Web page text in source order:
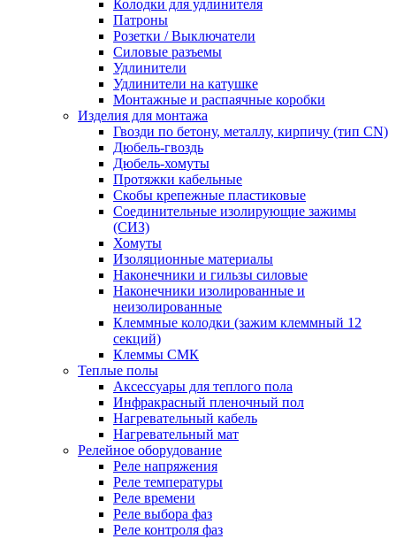
Колодки для удлинителя
Патроны
Розетки / Выключатели
Силовые разъемы
Удлинители
Удлинители на катушке
Монтажные и распаячные коробки
Изделия для монтажа
Гвозди по бетону, металлу, кирпичу (тип CN)
Дюбель-гвоздь
Дюбель-хомуты
Протяжки кабельные
Скобы крепежные пластиковые
Соединительные изолирующие зажимы
(СИЗ)
Хомуты
Изоляционные материалы
Наконечники и гильзы силовые
Наконечники изолированные и
неизолированные
Клеммные колодки (зажим клеммный 12
секций)
Клеммы СМК
Теплые полы
Аксессуары для теплого пола
Инфракрасный пленочный пол
Нагревательный кабель
Нагревательный мат
Релейное оборудование
Реле напряжения
Реле температуры
Реле времени
Реле выбора фаз
Реле контроля фаз